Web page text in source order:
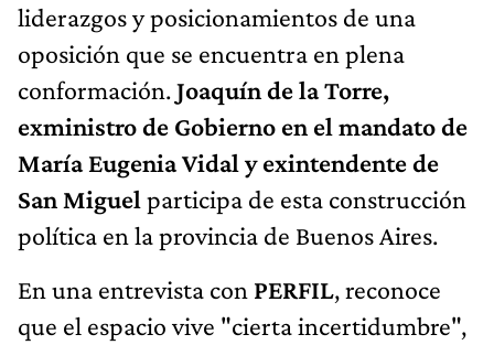
liderazgos y posicionamientos de una
oposición que se encuentra en plena
conformación.Joaquín de la Torre,
exministro de Gobierno en el mandato de
María Eugenia Vidal y exintendente de
San Miguel participa de esta construcción
política en la provincia de Buenos Aires.
En una entrevista con PERFIL, reconoce
que el espacio vive "cierta incertidumbre",